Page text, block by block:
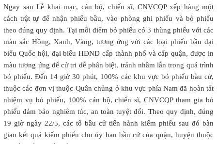
Ngay sau Lễ khai mạc, cán bộ, chiến sĩ, CNVCQP xếp hàng một
cách trật tự để nhận phiếu bầu, vào phòng ghi phiếu và bỏ phiếu
theo đúng quy định. Tại mỗi điểm bỏ phiếu có 3 thùng phiếu với các
màu sắc Hồng, Xanh, Vàng, tương ứng với các loại phiếu bầu đại
biểu Quốc hội, đại biểu HĐND cấp thành phố và cấp quận, được in
màu tương ứng để cử tri dễ phân biệt, tránh nhầm lẫn trong quá trình
bỏ phiếu. Đến 14 giờ 30 phút, 100% các khu vực bỏ phiếu bầu cử,
thuộc các đơn vị thuộc Quân chủng ở khu vực phía Nam đã hoàn tất
nhiệm vụ bỏ phiếu, 100% cán bộ, chiến sĩ, CNVCQP tham gia bỏ
phiếu đảm bảo nghiêm túc, an toàn tuyệt đối. Theo quy định, đúng
19 giờ ngày 22/5, các tổ bầu cử tiến hành kiểm phiếu sau đó bàn
giao kết quả kiểm phiếu cho ủy ban bầu cử của quận, huyện thuộc